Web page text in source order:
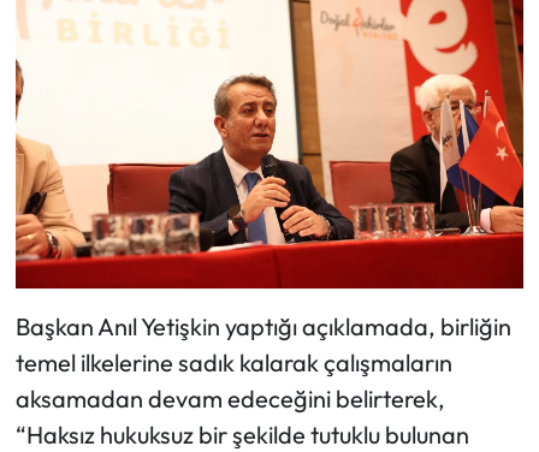
Başkan Anıl Yetişkin yaptığı açıklamada, birliğin
temel ilkelerine sadık kalarak çalışmaların
aksamadan devam edeceğini belirterek,
“Haksız hukuksuz bir şekilde tutuklu bulunan